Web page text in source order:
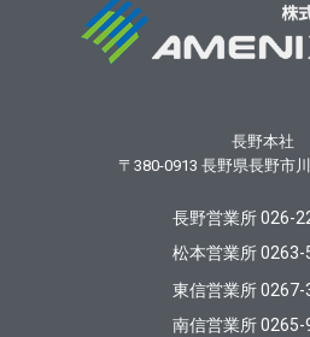
長野本社
〒380-0913 長野県長野市
長野営業所 026-
松本営業所 0263-
東信営業所 0267-
南信営業所 0265-